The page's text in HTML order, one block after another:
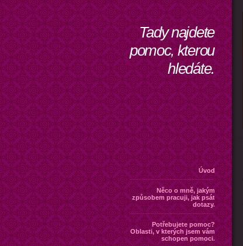
Tady najdete
pomoc, kterou
hledáte.
Úvod
Něco o mně, jakým
způsobem pracuji, jak psát
dotazy.
Potřebujete pomoc?
Oblasti, v kterých jsem vám
schopen pomoci.